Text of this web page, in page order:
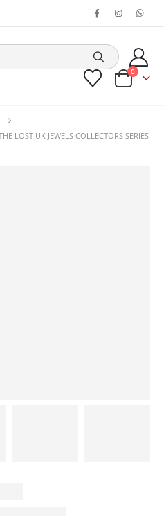
0
LOST UK JEWELS COLLECTORS SERIES